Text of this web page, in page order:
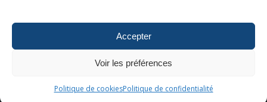
Accepter
Voir les préférences
Politique de cookiesPolitique de confidentialité
du site